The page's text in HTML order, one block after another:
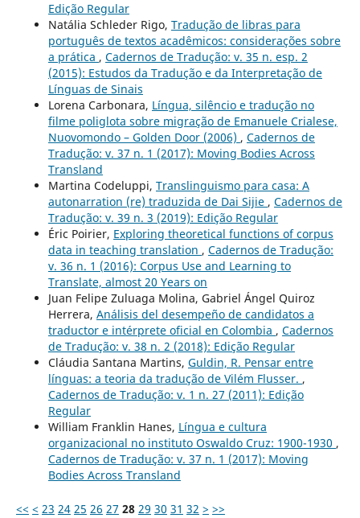
Edição Regular
Natália Schleder Rigo, Tradução de libras para
português de textos acadêmicos: considerações sobre
a prática , Cadernos de Tradução: v. 35 n. esp. 2
(2015): Estudos da Tradução e da Interpretação de
Línguas de Sinais
Lorena Carbonara, Língua, silêncio e tradução no
filme poliglota sobre migração de Emanuele Crialese,
Nuovomondo – Golden Door (2006) , Cadernos de
Tradução: v. 37 n. 1 (2017): Moving Bodies Across
Transland
Martina Codeluppi, Translinguismo para casa: A
autonarration (re) traduzida de Dai Sijie , Cadernos de
Tradução: v. 39 n. 3 (2019): Edição Regular
Éric Poirier, Exploring theoretical functions of corpus
data in teaching translation , Cadernos de Tradução:
v. 36 n. 1 (2016): Corpus Use and Learning to
Translate, almost 20 Years on
Juan Felipe Zuluaga Molina, Gabriel Ángel Quiroz
Herrera, Análisis del desempeño de candidatos a
traductor e intérprete oficial en Colombia , Cadernos
de Tradução: v. 38 n. 2 (2018): Edição Regular
Cláudia Santana Martins, Guldin, R. Pensar entre
línguas: a teoria da tradução de Vilém Flusser. ,
Cadernos de Tradução: v. 1 n. 27 (2011): Edição
Regular
William Franklin Hanes, Língua e cultura
organizacional no instituto Oswaldo Cruz: 1900-1930 ,
Cadernos de Tradução: v. 37 n. 1 (2017): Moving
Bodies Across Transland
<< < 23 24 25 26 27 28 29 30 31 32 > >>